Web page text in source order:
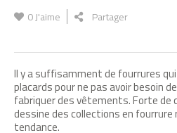
0J'aime Partager
Il y a suffisamment de fourrures
placards pour ne pas avoir besoin
fabriquer des vêtements. Forte de
dessine des collections en fourrure
tendance.